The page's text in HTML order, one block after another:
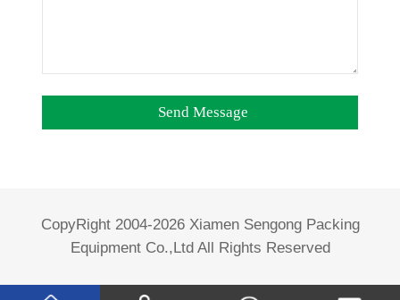
CopyRight 2004-2026 Xiamen Sengong Packing
Equipment Co.,Ltd All Rights Reserved